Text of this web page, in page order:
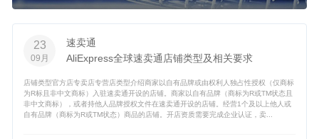
23
09月
速卖通
AliExpress全球速卖通店铺类型及相关要求
店铺类型官方店专卖店专营店类型介绍商家以自有品牌或由权利人独占性授权（仅商标
为R标且非中文商标）入驻速卖通开设的店铺。商家以自有品牌（商标为R或TM状态且
非中文商标），或者持他人品牌授权文件在速卖通开设的店铺。经营1个及以上他人或
自有品牌（商标为R或TM状态）商品的店铺。开店资质需要完成企业认证，卖...